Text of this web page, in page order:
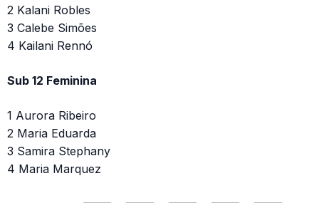
2 Kalani Robles
3 Calebe Simões
4 Kailani Rennó
Sub 12 Feminina
1 Aurora Ribeiro
2 Maria Eduarda
3 Samira Stephany
4 Maria Marquez